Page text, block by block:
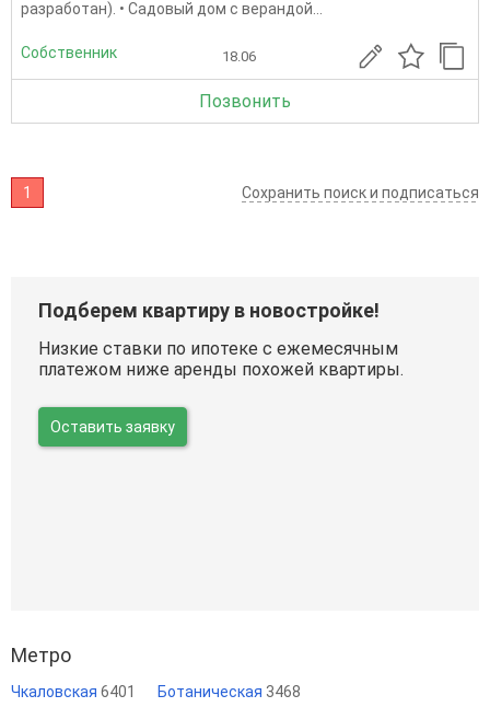
разработан). • Садовый дом с верандой...
Собственник 18.06
Позвонить
1 Сохранить поиск и подписаться
Подберем квартиру в новостройке!
Низкие ставки по ипотеке с ежемесячным
платежом ниже аренды похожей квартиры.
Оставить заявку
Метро
Чкаловская 6401 Ботаническая 3468